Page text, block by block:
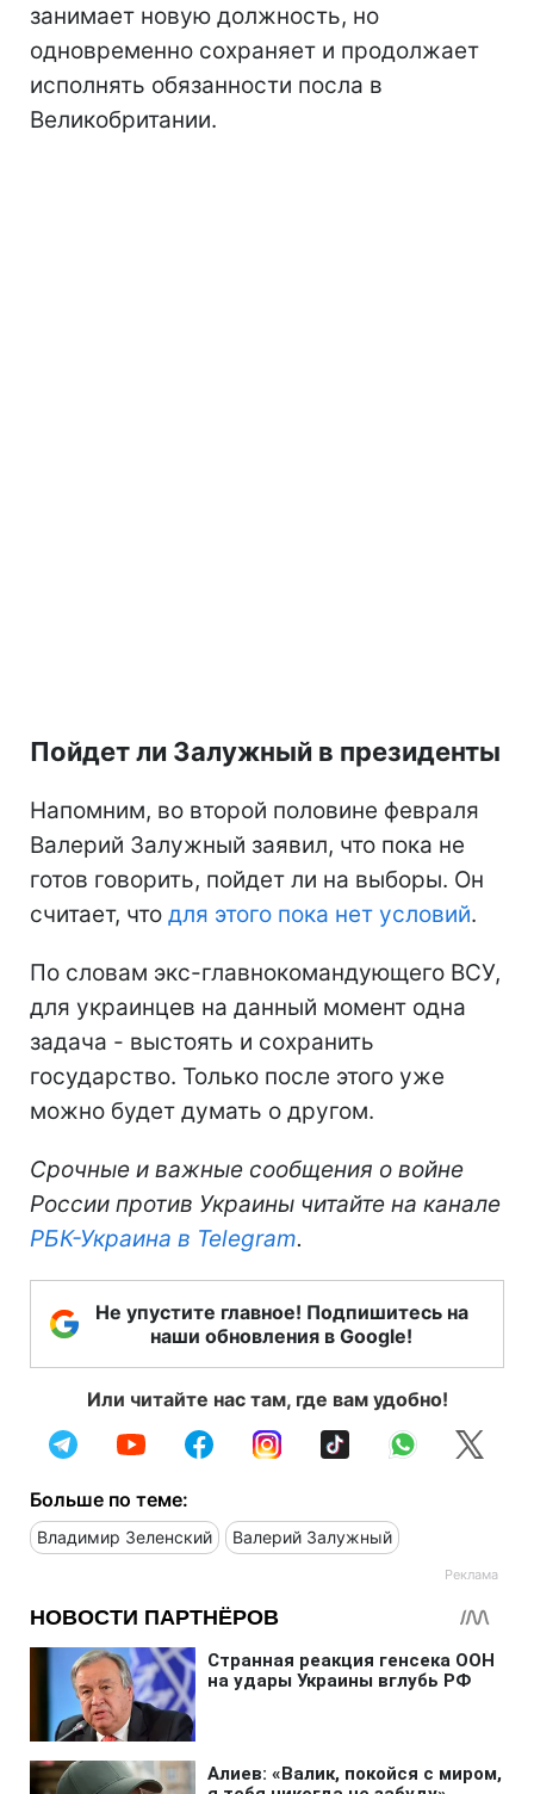
занимает новую должность, но
одновременно сохраняет и продолжает
исполнять обязанности посла в
Великобритании.
Пойдет ли Залужный в президенты
Напомним, во второй половине февраля
Валерий Залужный заявил, что пока не
готов говорить, пойдет ли на выборы. Он
считает, что для этого пока нет условий.
По словам экс-главнокомандующего ВСУ,
для украинцев на данный момент одна
задача - выстоять и сохранить
государство. Только после этого уже
можно будет думать о другом.
Срочные и важные сообщения о войне
России против Украины читайте на канале
РБК-Украина в Telegram.
Не упустите главное! Подпишитесь на
наши обновления в Google!
Или читайте нас там, где вам удобно!
Больше по теме:
Владимир Зеленский Валерий Залужный